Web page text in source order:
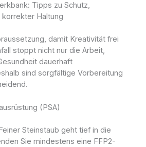
Tipps zu Schutz,
Haltung
damit Kreativität frei
stoppt nicht nur die Arbeit,
dauerhaft
sind sorgfältige Vorbereitung
(PSA)
Steinstaub geht tief in die
Sie mindestens eine FFP2-